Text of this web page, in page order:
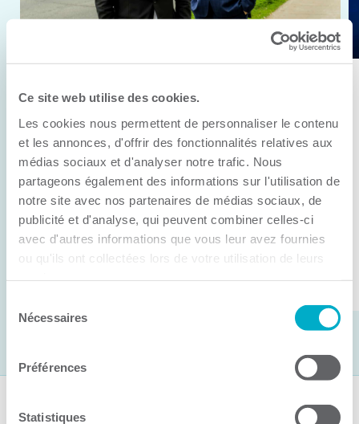
Ce site web utilise des cookies.
Les cookies nous permettent de personnaliser le contenu
et les annonces, d'offrir des fonctionnalités relatives aux
médias sociaux et d'analyser notre trafic. Nous
partageons également des informations sur l'utilisation de
notre site avec nos partenaires de médias sociaux, de
publicité et d'analyse, qui peuvent combiner celles-ci
avec d'autres informations que vous leur avez fournies
ou qu'ils ont collectées lors de votre utilisation de leurs
Nécessaires
Préférences
Statistiques
Anick Métivier devient le nouveau
président de la CCI3R
C’est lors de son assemblée générale annuelle
tenue hier que la Chambre de commerce et
d’industries de ...
Suivez-nous